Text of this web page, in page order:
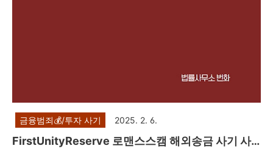
금융범죄💰/투자 사기 2025. 2. 6.
FirstUnityReserve 로맨스스캠 해외송금 사기 사